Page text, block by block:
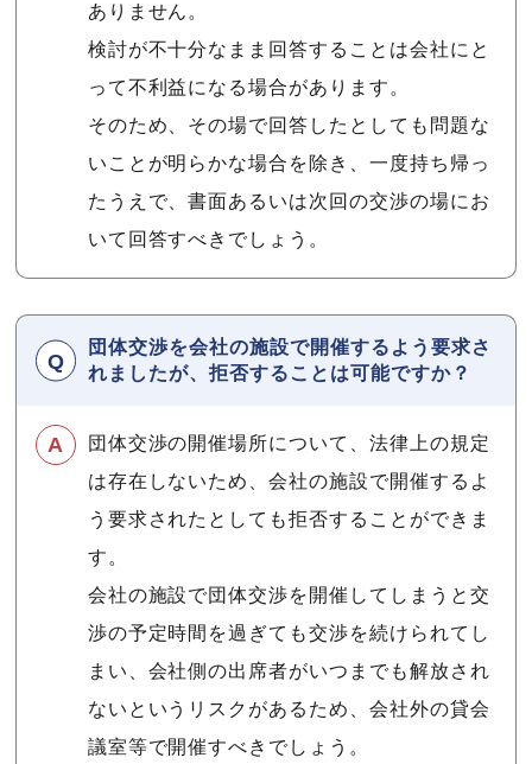
ありません。
検討が不十分なまま回答することは会社にと
って不利益になる場合があります。
そのため、その場で回答したとしても問題な
いことが明らかな場合を除き、一度持ち帰っ
たうえで、書面あるいは次回の交渉の場にお
いて回答すべきでしょう。
団体交渉を会社の施設で開催するよう要求さ
れましたが、拒否することは可能ですか？
団体交渉の開催場所について、法律上の規定
は存在しないため、会社の施設で開催するよ
う要求されたとしても拒否することができま
す。
会社の施設で団体交渉を開催してしまうと交
渉の予定時間を過ぎても交渉を続けられてし
まい、会社側の出席者がいつまでも解放され
ないというリスクがあるため、会社外の貸会
議室等で開催すべきでしょう。